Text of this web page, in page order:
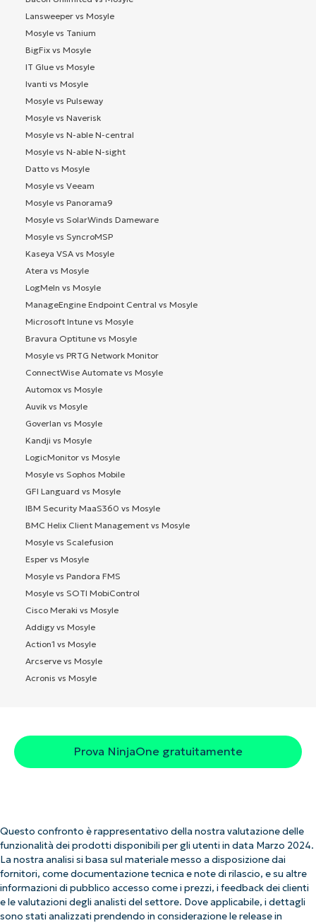
Lansweeper vs Mosyle
Mosyle vs Tanium
BigFix vs Mosyle
IT Glue vs Mosyle
Ivanti vs Mosyle
Mosyle vs Pulseway
Mosyle vs Naverisk
Mosyle vs N-able N-central
Mosyle vs N-able N-sight
Datto vs Mosyle
Mosyle vs Veeam
Mosyle vs Panorama9
Mosyle vs SolarWinds Dameware
Mosyle vs SyncroMSP
Kaseya VSA vs Mosyle
Atera vs Mosyle
LogMeIn vs Mosyle
ManageEngine Endpoint Central vs Mosyle
Microsoft Intune vs Mosyle
Bravura Optitune vs Mosyle
Mosyle vs PRTG Network Monitor
ConnectWise Automate vs Mosyle
Automox vs Mosyle
Auvik vs Mosyle
Goverlan vs Mosyle
Kandji vs Mosyle
LogicMonitor vs Mosyle
Mosyle vs Sophos Mobile
GFI Languard vs Mosyle
IBM Security MaaS360 vs Mosyle
BMC Helix Client Management vs Mosyle
Mosyle vs Scalefusion
Esper vs Mosyle
Mosyle vs Pandora FMS
Mosyle vs SOTI MobiControl
Cisco Meraki vs Mosyle
Addigy vs Mosyle
Action1 vs Mosyle
Arcserve vs Mosyle
Acronis vs Mosyle
Prova NinjaOne gratuitamente
Questo confronto è rappresentativo della nostra valutazione delle
funzionalità dei prodotti disponibili per gli utenti in data Marzo 2024.
La nostra analisi si basa sul materiale messo a disposizione dai
fornitori, come documentazione tecnica e note di rilascio, e su altre
informazioni di pubblico accesso come i prezzi, i feedback dei clienti
e le valutazioni degli analisti del settore. Dove applicabile, i dettagli
sono stati analizzati prendendo in considerazione le release in